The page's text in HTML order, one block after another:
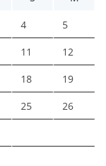
4 5
11 12
18 19
25 26